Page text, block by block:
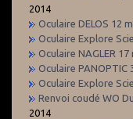
2014
Oculaire DELOS 12
Oculaire Explore
Oculaire NAGLER
Oculaire PANOPTIC
Oculaire Explore
Renvoi coudé WO
2014